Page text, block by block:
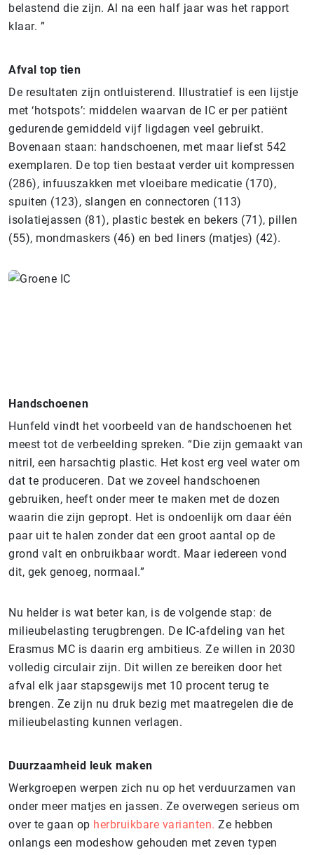
belastend die zijn. Al na een half jaar was het rapport
klaar. ”
Afval top tien
De resultaten zijn ontluisterend. Illustratief is een lijstje
met ‘hotspots’: middelen waarvan de IC er per patiënt
gedurende gemiddeld vijf ligdagen veel gebruikt.
Bovenaan staan: handschoenen, met maar liefst 542
exemplaren. De top tien bestaat verder uit kompressen
(286), infuuszakken met vloeibare medicatie (170),
spuiten (123), slangen en connectoren (113)
isolatiejassen (81), plastic bestek en bekers (71), pillen
(55), mondmaskers (46) en bed liners (matjes) (42).
Handschoenen
Hunfeld vindt het voorbeeld van de handschoenen het
meest tot de verbeelding spreken. “Die zijn gemaakt van
nitril, een harsachtig plastic. Het kost erg veel water om
dat te produceren. Dat we zoveel handschoenen
gebruiken, heeft onder meer te maken met de dozen
waarin die zijn gepropt. Het is ondoenlijk om daar één
paar uit te halen zonder dat een groot aantal op de
grond valt en onbruikbaar wordt. Maar iedereen vond
dit, gek genoeg, normaal.”
Nu helder is wat beter kan, is de volgende stap: de
milieubelasting terugbrengen. De IC-afdeling van het
Erasmus MC is daarin erg ambitieus. Ze willen in 2030
volledig circulair zijn. Dit willen ze bereiken door het
afval elk jaar stapsgewijs met 10 procent terug te
brengen. Ze zijn nu druk bezig met maatregelen die de
milieubelasting kunnen verlagen.
Duurzaamheid leuk maken
Werkgroepen werpen zich nu op het verduurzamen van
onder meer matjes en jassen. Ze overwegen serieus om
over te gaan op herbruikbare varianten. Ze hebben
onlangs een modeshow gehouden met zeven typen